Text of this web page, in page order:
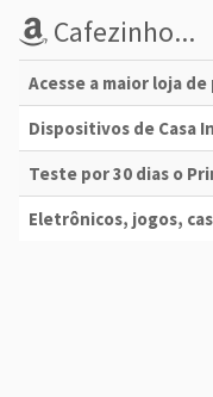
Cafezinho...
Acesse a maior loja
Dispositivos de Casa
Teste por 30 dias o
Eletrônicos, jogos,